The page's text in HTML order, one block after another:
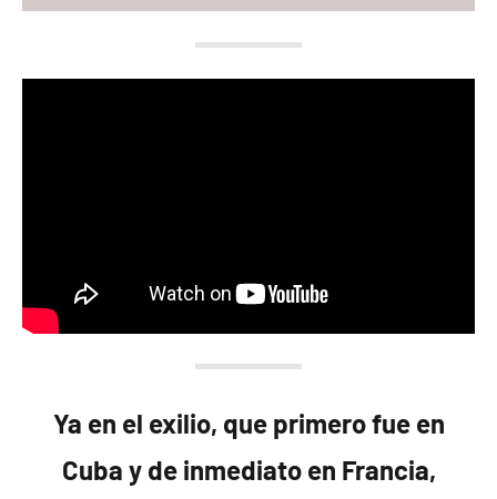
Ya en el exilio, que primero fue en
Cuba y de inmediato en Francia,